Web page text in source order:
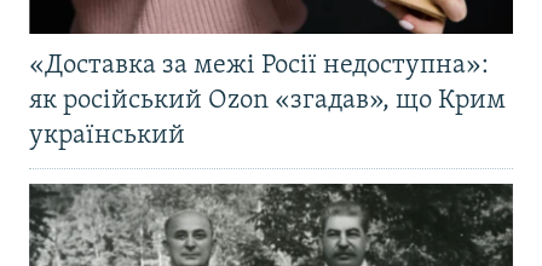
«Доставка за межі Росії недоступна»:
як російський Ozon «згадав», що Крим
український